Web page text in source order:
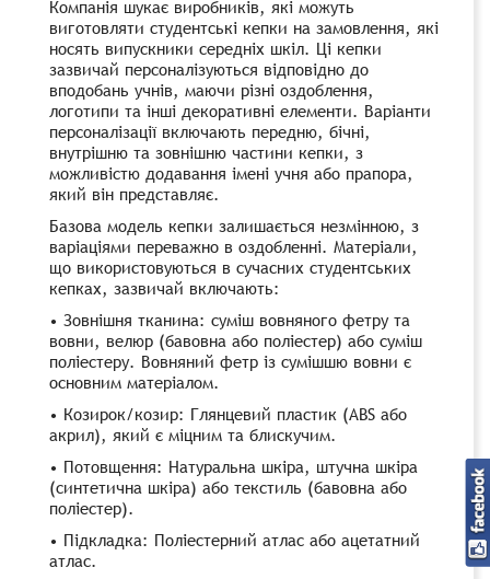
Компанія шукає виробників, які можуть
виготовляти студентські кепки на замовлення, які
носять випускники середніх шкіл. Ці кепки
зазвичай персоналізуються відповідно до
вподобань учнів, маючи різні оздоблення,
логотипи та інші декоративні елементи. Варіанти
персоналізації включають передню, бічні,
внутрішню та зовнішню частини кепки, з
можливістю додавання імені учня або прапора,
який він представляє.
Базова модель кепки залишається незмінною, з
варіаціями переважно в оздобленні. Матеріали,
що використовуються в сучасних студентських
кепках, зазвичай включають:
• Зовнішня тканина: суміш вовняного фетру та
вовни, велюр (бавовна або поліестер) або суміш
поліестеру. Вовняний фетр із сумішшю вовни є
основним матеріалом.
• Козирок/козир: Глянцевий пластик (ABS або
акрил), який є міцним та блискучим.
• Потовщення: Натуральна шкіра, штучна шкіра
(синтетична шкіра) або текстиль (бавовна або
поліестер).
• Підкладка: Поліестерний атлас або ацетатний
атлас.